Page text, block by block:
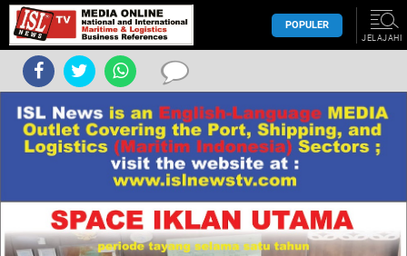
POPULER
JELAJAHI